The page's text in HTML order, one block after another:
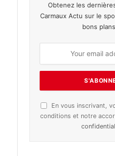
Obtenez les
Carmaux Actu sur le
bons
En vous inscrivant,
conditions et notre